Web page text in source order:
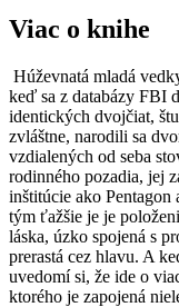
Viac o knihe
Húževnatá mladá
keď sa z databázy FBI
identických dvojčiat,
zvláštne, narodili sa
vzdialených od seba
rodinného pozadia, jej
inštitúcie ako
tým ťažšie je je
láska, úzko spojená s
prerastá cez hlavu. A
uvedomí si, že ide o
ktorého je zapojená